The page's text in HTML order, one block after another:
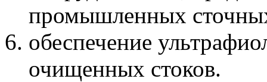
промышленных
обеспечение
очищенных стоков.